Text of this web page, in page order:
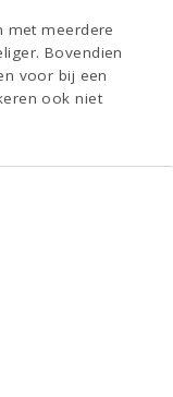
met meerdere
Bovendien
voor bij een
ook niet